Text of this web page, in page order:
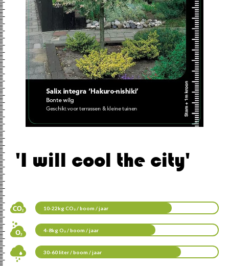
'I will cool the city'
10-22kg CO₂ / boom / jaar
4-8kg O₂ / boom / jaar
30-60 liter / boom / jaar